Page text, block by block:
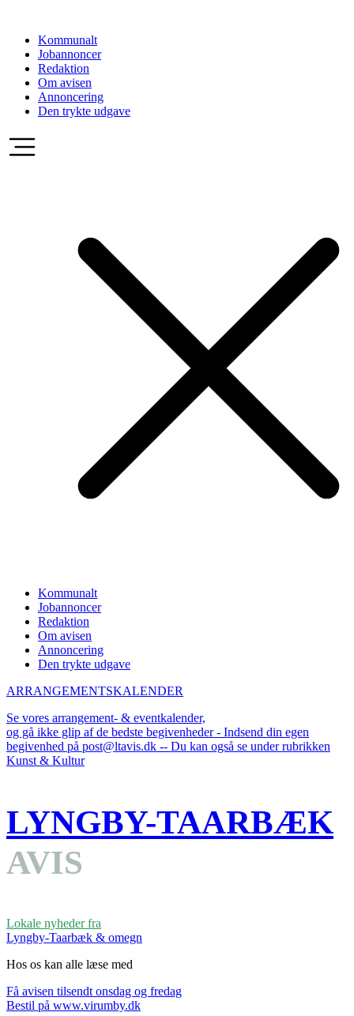
indholdKommunalt
Jobannoncer
Redaktion
Om avisen
Annoncering
Den trykte udgave
Kommunalt
Jobannoncer
Redaktion
Om avisen
Annoncering
Den trykte udgave
ARRANGEMENTSKALENDER
Se vores arrangement- & eventkalender,
og gå ikke glip af de bedste begivenheder - Indsend din egen
begivenhed på post@ltavis.dk -- Du kan også se under rubrikken
Kunst & Kultur
LYNGBY-TAARBÆK
AVIS
Lokale nyheder fra
Lyngby-Taarbæk & omegn
Hos os kan alle læse med
Få avisen tilsendt onsdag og fredag
Bestil på www.virumby.dk